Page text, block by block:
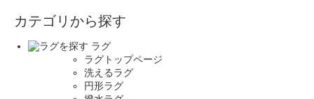
カテゴリから探す
ラグ
ラグトップページ
洗えるラグ
円形ラグ